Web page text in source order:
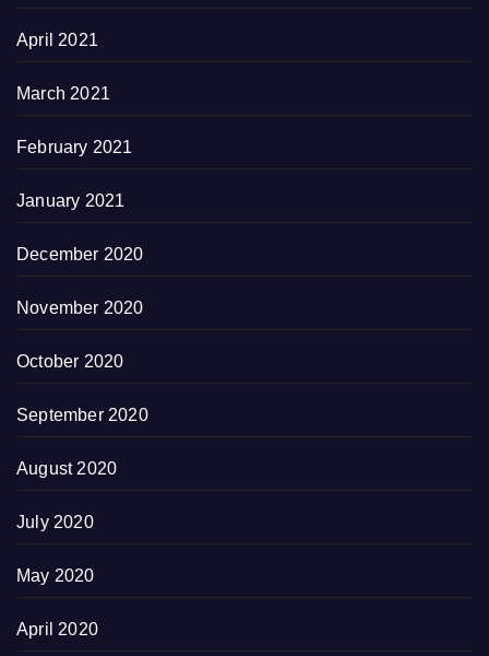
April 2021
March 2021
February 2021
January 2021
December 2020
November 2020
October 2020
September 2020
August 2020
July 2020
May 2020
April 2020